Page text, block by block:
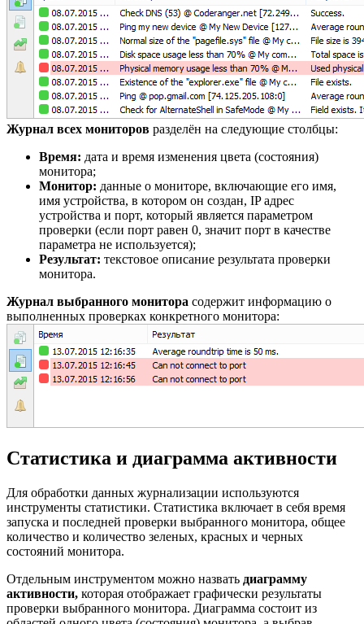
Журнал всех мониторов разделён на следующие столбцы:
Время: дата и время изменения цвета (состояния)
монитора;
Монитор: данные о мониторе, включающие его имя,
имя устройства, в котором он создан, IP адрес
устройства и порт, который является параметром
проверки (если порт равен 0, значит порт в качестве
параметра не используется);
Результат: текстовое описание результата проверки
монитора.
Журнал выбранного монитора содержит информацию о
выполненных проверках конкретного монитора:
Статистика и диаграмма активности
Для обработки данных журнализации используются
инструменты статистики. Статистика включает в себя время
запуска и последней проверки выбранного монитора, общее
количество и количество зеленых, красных и черных
состояний монитора.
Отдельным инструментом можно назвать диаграмму
активности, которая отображает графически результаты
проверки выбранного монитора. Диаграмма состоит из